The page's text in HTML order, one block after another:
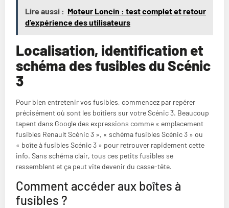
Lire aussi : Moteur Loncin : test complet et retour
d’expérience des utilisateurs
Localisation, identification et
schéma des fusibles du Scénic
3
Pour bien entretenir vos fusibles, commencez par repérer
précisément où sont les boîtiers sur votre Scénic 3. Beaucoup
tapent dans Google des expressions comme « emplacement
fusibles Renault Scénic 3 », « schéma fusibles Scénic 3 » ou
« boîte à fusibles Scénic 3 » pour retrouver rapidement cette
info. Sans schéma clair, tous ces petits fusibles se
ressemblent et ça peut vite devenir du casse-tête.
Comment accéder aux boîtes à
fusibles ?